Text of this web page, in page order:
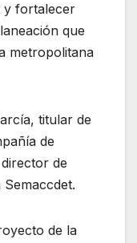
y fortalecer
que
metropolitana
titular de
de
de
de la